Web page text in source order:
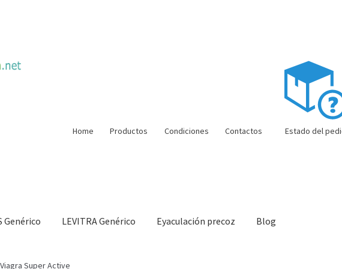
Home Productos Condiciones Contactos Estado del
Genérico LEVITRA Genérico Eyaculación precoz Blog
fiesta Solución barata
Viagra Super Active